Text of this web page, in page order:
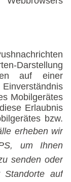
Darstellung
auf einer
Mobilgerätes
Erlaubnis
bzw.
erheben wir
um Ihnen
senden oder
auf